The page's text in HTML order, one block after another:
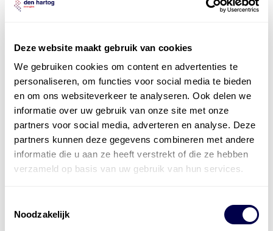
Deze website maakt gebruik van cookies
We gebruiken cookies om content en advertenties te
personaliseren, om functies voor social media te bieden
en om ons websiteverkeer te analyseren. Ook delen we
informatie over uw gebruik van onze site met onze
partners voor social media, adverteren en analyse. Deze
partners kunnen deze gegevens combineren met andere
informatie die u aan ze heeft verstrekt of die ze hebben
verzameld op basis van uw gebruik van hun services.
Noodzakelijk
Mobil ATF Multi-Vehicle